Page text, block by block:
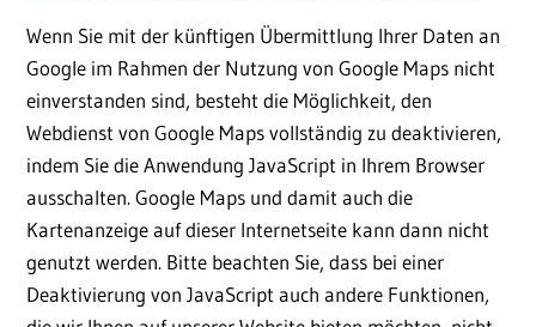
Wenn Sie mit der künftigen Übermittlung Ihrer Daten an
Google im Rahmen der Nutzung von Google Maps nicht
einverstanden sind, besteht die Möglichkeit, den
Webdienst von Google Maps vollständig zu deaktivieren,
indem Sie die Anwendung JavaScript in Ihrem Browser
ausschalten. Google Maps und damit auch die
Kartenanzeige auf dieser Internetseite kann dann nicht
genutzt werden. Bitte beachten Sie, dass bei einer
Deaktivierung von JavaScript auch andere Funktionen,